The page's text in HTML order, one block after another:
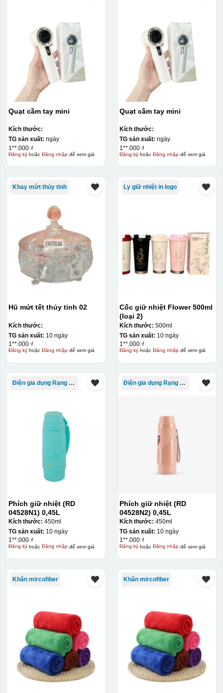
Quạt cầm tay mini
Kích thước:
TG sản xuất: ngày
1**.000 ₫
Đăng kýhoặc Đăng nhậpđể xem giá
Quạt cầm tay mini
Kích thước:
TG sản xuất: ngày
1**.000 ₫
Đăng kýhoặc Đăng nhậpđể xem giá
Khay mứt thủy tinh
Hũ mứt tết thủy tinh 02
Kích thước:
TG sản xuất: 10 ngày
1**.000 ₫
Đăng kýhoặc Đăng nhậpđể xem giá
Ly giữ nhiệt in logo
Cốc giữ nhiệt Flower 500ml
(loại 2)
Kích thước: 500ml
TG sản xuất: 10 ngày
1**.000 ₫
Đăng kýhoặc Đăng nhậpđể xem giá
Điện gia dụng Rạng Đông
Phích giữ nhiệt (RD
04528N1) 0,45L
Kích thước: 450ml
TG sản xuất: 10 ngày
1**.000 ₫
Đăng kýhoặc Đăng nhậpđể xem giá
Điện gia dụng Rạng Đông
Phích giữ nhiệt (RD
04528N2) 0,45L
Kích thước: 450ml
TG sản xuất: 10 ngày
1**.000 ₫
Đăng kýhoặc Đăng nhậpđể xem giá
Khăn mircofiber Khăn mircofiber